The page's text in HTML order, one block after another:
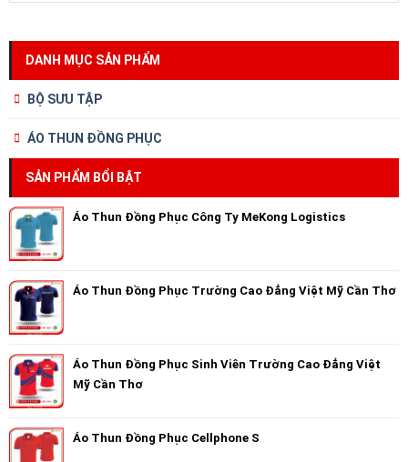
DANH MỤC SẢN PHẨM
BỘ SƯU TẬP
ÁO THUN ĐỒNG PHỤC
SẢN PHẨM BỔI BẬT
Áo Thun Đồng Phục Công Ty MeKong Logistics
Áo Thun Đồng Phục Trường Cao Đẳng Việt Mỹ Cần Thơ
Áo Thun Đồng Phục Sinh Viên Trường Cao Đẳng Việt
Mỹ Cần Thơ
Áo Thun Đồng Phục Cellphone S